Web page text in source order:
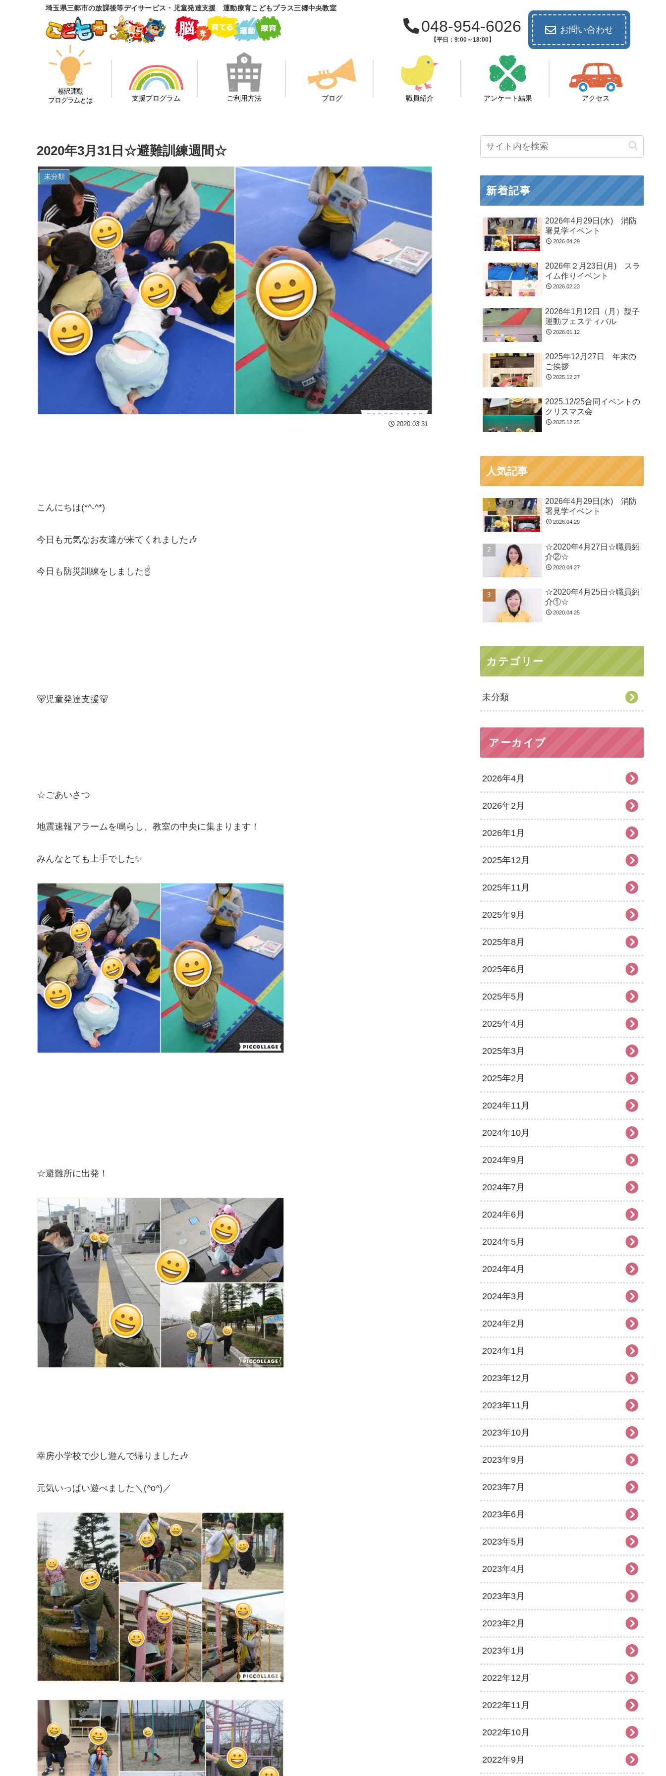
埼玉県三郷市の放課後等デイサービス・児童発達支援 運動療育こどもプラス三郷中央教室
048-954-6026
【平日：9:00～18:00】
お問い合わせ
柳沢運動
プログラムとは
支援プログラム ご利用方法 ブログ 職員紹介 アンケート結果 アクセス
2020年3月31日☆避難訓練週間☆
未分類
2020.03.31
こんにちは(*^-^*)
今日も元気なお友達が来てくれました🎶
今日も防災訓練をしました☝
🐻児童発達支援🐻
☆ごあいさつ
地震速報アラームを鳴らし、教室の中央に集まります！
みんなとても上手でした✨
☆避難所に出発！
幸房小学校で少し遊んで帰りました🎶
元気いっぱい遊べました＼(^o^)／
新着記事
2026年4月29日(水) 消防
署見学イベント
2026.04.29
2026年２月23日(月) スラ
イム作りイベント
2026.02.23
2026年1月12日（月）親子
運動フェスティバル
2026.01.12
2025年12月27日 年末の
ご挨拶
2025.12.27
2025.12/25合同イベントの
クリスマス会
2025.12.25
人気記事
2026年4月29日(水) 消防
署見学イベント
2026.04.29
☆2020年4月27日☆職員紹
介②☆
2020.04.27
☆2020年4月25日☆職員紹
介①☆
2020.04.25
カテゴリー
未分類
アーカイブ
2026年4月
2026年2月
2026年1月
2025年12月
2025年11月
2025年9月
2025年8月
2025年6月
2025年5月
2025年4月
2025年3月
2025年2月
2024年11月
2024年10月
2024年9月
2024年7月
2024年6月
2024年5月
2024年4月
2024年3月
2024年2月
2024年1月
2023年12月
2023年11月
2023年10月
2023年9月
2023年7月
2023年6月
2023年5月
2023年4月
2023年3月
2023年2月
2023年1月
2022年12月
2022年11月
2022年10月
2022年9月